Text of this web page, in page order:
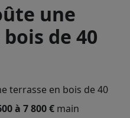
une
de 40
terrasse en bois de 40
à 7 800 € main